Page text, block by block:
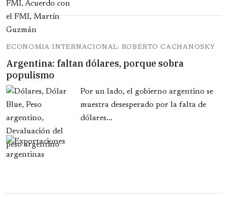
ECONOMIA INTERNACIONAL: ROBERTO CACHANOSKY
Argentina: faltan dólares, porque sobra
populismo
Por un lado, el gobierno argentino se
muestra desesperado por la falta de
dólares...